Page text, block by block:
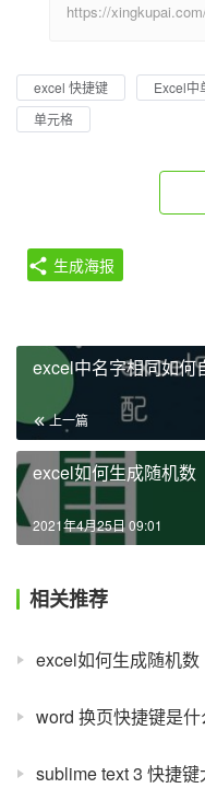
https://
excel 快捷键 Excel中
单元格
生成海报
excel中名字相同如何
上一篇
excel如何生成随机数
2021年4月25日 09:01
相关推荐
excel如何生成随机数
word 换页快捷键是什
sublime text 3 快捷